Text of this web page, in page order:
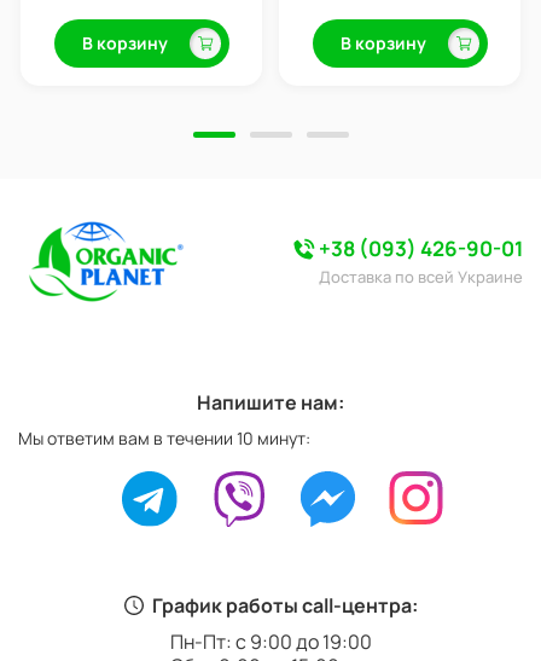
В корзину В корзину
+38 (093) 426-90-01
Доставка по всей Украине
График работы call-центра:
Пн-Пт: с 9:00 до 19:00
Напишите нам:
Мы ответим вам в течении 10 минут: